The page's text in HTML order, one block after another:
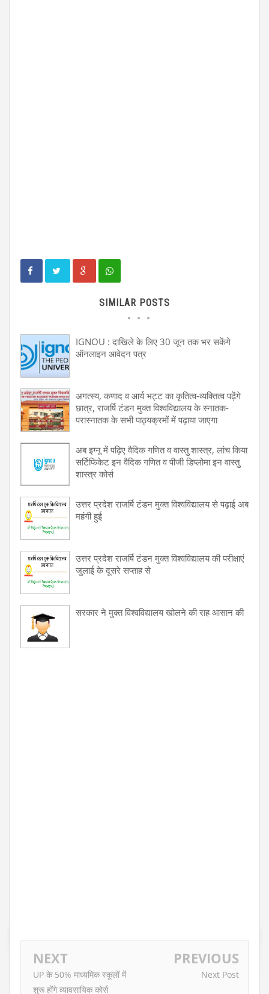
SIMILAR POSTS
IGNOU : दाखिले के लिए 30 जून तक भर सकेंगे
ऑनलाइन आवेदन पत्र
अगत्स्य, कणाद व आर्य भट्ट का कृतित्व-व्यक्तित्व पढ़ेंगे
छात्र, राजर्षि टंडन मुक्त विश्वविद्यालय के स्नातक-
परास्नातक के सभी पाठ्यक्रमों में पढ़ाया जाएगा
अब इग्नू में पढ़िए वैदिक गणित व वास्तु शास्त्र, लांच किया
सर्टिफिकेट इन वैदिक गणित व पीजी डिप्लोमा इन वास्तु
शास्त्र कोर्स
उत्तर प्रदेश राजर्षि टंडन मुक्त विश्वविद्यालय से पढ़ाई अब
महंगी हुई
उत्तर प्रदेश राजर्षि टंडन मुक्त विश्वविद्यालय की परीक्षाएं
जुलाई के दूसरे सप्ताह से
सरकार ने मुक्त विश्वविद्यालय खोलने की राह आसान की
NEXT
UP के 50% माध्यमिक स्कूलों में
शुरू होंगे व्यावसायिक कोर्स
PREVIOUS
Next Post